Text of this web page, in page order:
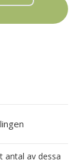
antal av dessa